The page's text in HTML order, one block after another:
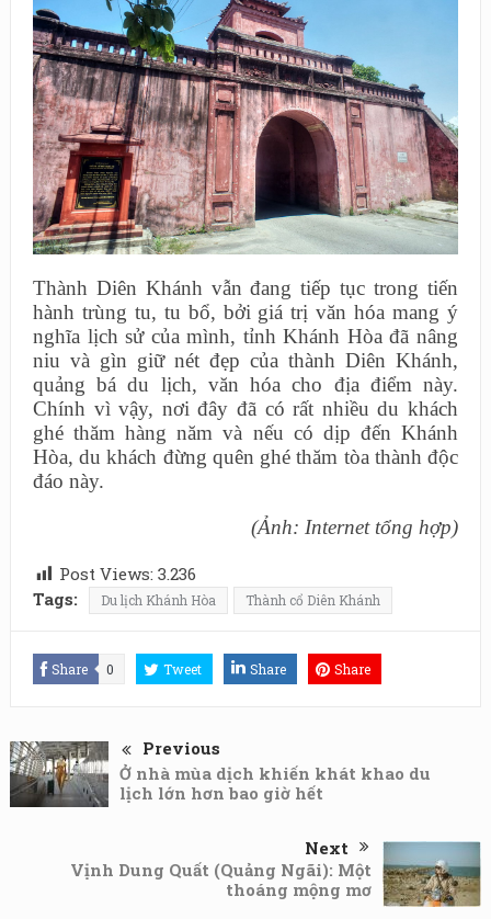
Thành Diên Khánh vẫn đang tiếp tục trong tiến
hành trùng tu, tu bổ, bởi giá trị văn hóa mang ý
nghĩa lịch sử của mình, tỉnh Khánh Hòa đã nâng
niu và gìn giữ nét đẹp của thành Diên Khánh,
quảng bá du lịch, văn hóa cho địa điểm này.
Chính vì vậy, nơi đây đã có rất nhiều du khách
ghé thăm hàng năm và nếu có dịp đến Khánh
Hòa, du khách đừng quên ghé thăm tòa thành độc
đáo này.
(Ảnh: Internet tổng hợp)
Post Views: 3.236
Tags:
Du lịch Khánh Hòa Thành cổ Diên Khánh
Share 0 Tweet Share Share
Previous
Ở nhà mùa dịch khiến khát khao du
lịch lớn hơn bao giờ hết
Next
Vịnh Dung Quất (Quảng Ngãi): Một
thoáng mộng mơ